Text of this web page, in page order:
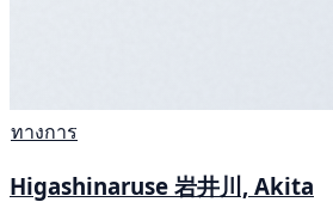
ทางการ
Higashinaruse 岩井川, Akita